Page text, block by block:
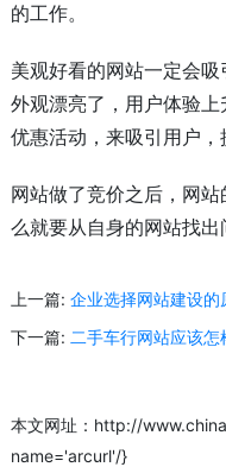
的工作。
美观好看的网站一定会
外观漂亮了，用户体验
优惠活动，来吸引用户，
网站做了竞价之后，网
么就要从自身的网站找出
上一篇: 企业选择网站建设的
下一篇: 二手车行网站应该怎
本文网址：http://
name='arcurl'/}